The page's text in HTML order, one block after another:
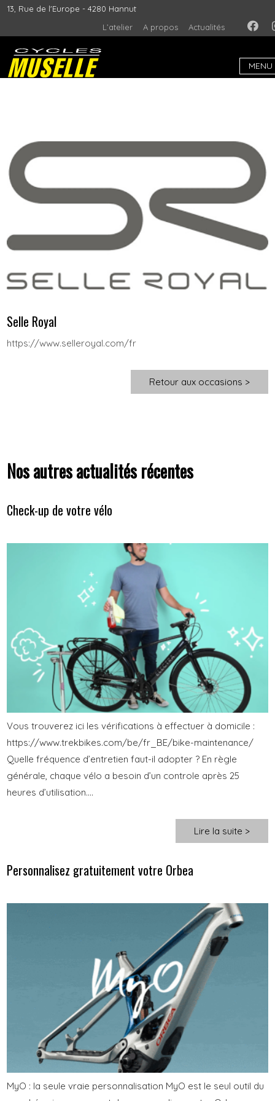
13, Rue de l'Europe - 4280 Hannut
L’atelier
A propos Actualités
MENU
Selle Royal
https://www.selleroyal.com/fr
Retour aux occasions >
Nos autres actualités récentes
Check-up de votre vélo
Vous trouverez ici les vérifications à effectuer à domicile :
https://www.trekbikes.com/be/fr_BE/bike-maintenance/
Quelle fréquence d’entretien faut-il adopter ? En règle
générale, chaque vélo a besoin d’un controle après 25
heures d’utilisation....
Lire la suite >
Personnalisez gratuitement votre Orbea
MyO : la seule vraie personnalisation MyO est le seul outil du